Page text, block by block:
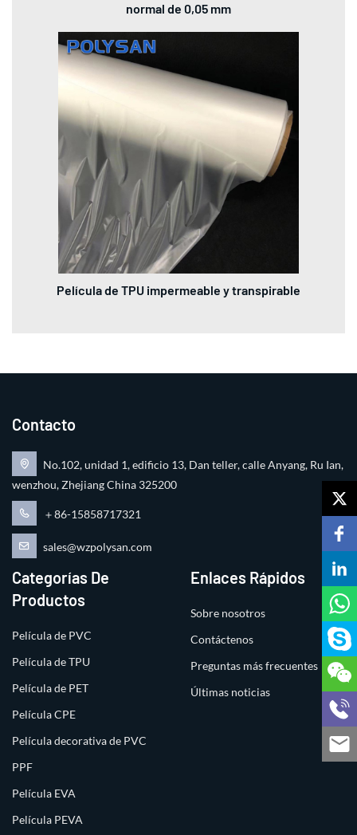
normal de 0,05 mm
Película de TPU impermeable y transpirable
Contacto
No.102, unidad 1, edificio 13, Dan teller, calle Anyang, Ru Ian,
wenzhou, Zhejiang China 325200
＋86-15858717321
sales@wzpolysan.com
Categorías De
Productos
Película de PVC
Película de TPU
Película de PET
Película CPE
Película decorativa de PVC
PPF
Película EVA
Película PEVA
Enlaces Rápidos
Sobre nosotros
Contáctenos
Preguntas más frecuentes
Últimas noticias